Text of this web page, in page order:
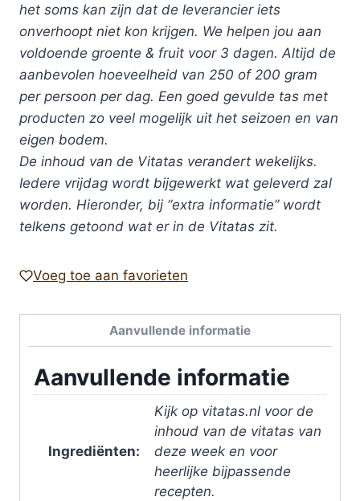
het soms kan zijn dat de leverancier iets
onverhoopt niet kon krijgen. We helpen jou aan
voldoende groente & fruit voor 3 dagen. Altijd de
aanbevolen hoeveelheid van 250 of 200 gram
per persoon per dag. Een goed gevulde tas met
producten zo veel mogelijk uit het seizoen en van
eigen bodem.
De inhoud van de Vitatas verandert wekelijks.
Iedere vrijdag wordt bijgewerkt wat geleverd zal
worden. Hieronder, bij “extra informatie” wordt
telkens getoond wat er in de Vitatas zit.
Voeg toe aan favorieten
Aanvullende informatie
Aanvullende informatie
Ingrediënten:
Kijk op vitatas.nl voor de
inhoud van de vitatas van
deze week en voor
heerlijke bijpassende
recepten.